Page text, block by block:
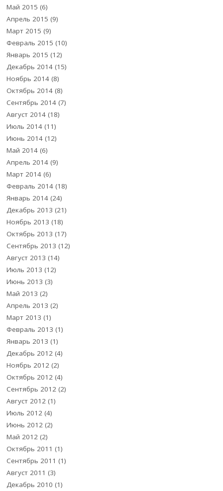
Май 2015 (6)
Апрель 2015 (9)
Март 2015 (9)
Февраль 2015 (10)
Январь 2015 (12)
Декабрь 2014 (15)
Ноябрь 2014 (8)
Октябрь 2014 (8)
Сентябрь 2014 (7)
Август 2014 (18)
Июль 2014 (11)
Июнь 2014 (12)
Май 2014 (6)
Апрель 2014 (9)
Март 2014 (6)
Февраль 2014 (18)
Январь 2014 (24)
Декабрь 2013 (21)
Ноябрь 2013 (18)
Октябрь 2013 (17)
Сентябрь 2013 (12)
Август 2013 (14)
Июль 2013 (12)
Июнь 2013 (3)
Май 2013 (2)
Апрель 2013 (2)
Март 2013 (1)
Февраль 2013 (1)
Январь 2013 (1)
Декабрь 2012 (4)
Ноябрь 2012 (2)
Октябрь 2012 (4)
Сентябрь 2012 (2)
Август 2012 (1)
Июль 2012 (4)
Июнь 2012 (2)
Май 2012 (2)
Октябрь 2011 (1)
Сентябрь 2011 (1)
Август 2011 (3)
Декабрь 2010 (1)